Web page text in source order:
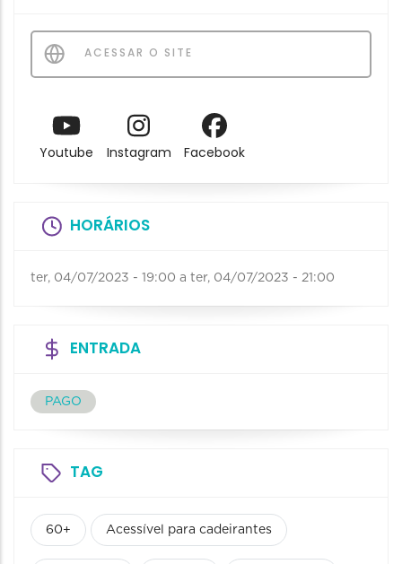
ACESSAR O SITE
Youtube Instagram Facebook
HORÁRIOS
ter, 04/07/2023 - 19:00 a ter, 04/07/2023 - 21:00
ENTRADA
PAGO
TAG
60+ Acessível para cadeirantes